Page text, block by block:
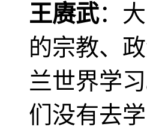
王赓武：
的宗教、
兰世界学
们没有去